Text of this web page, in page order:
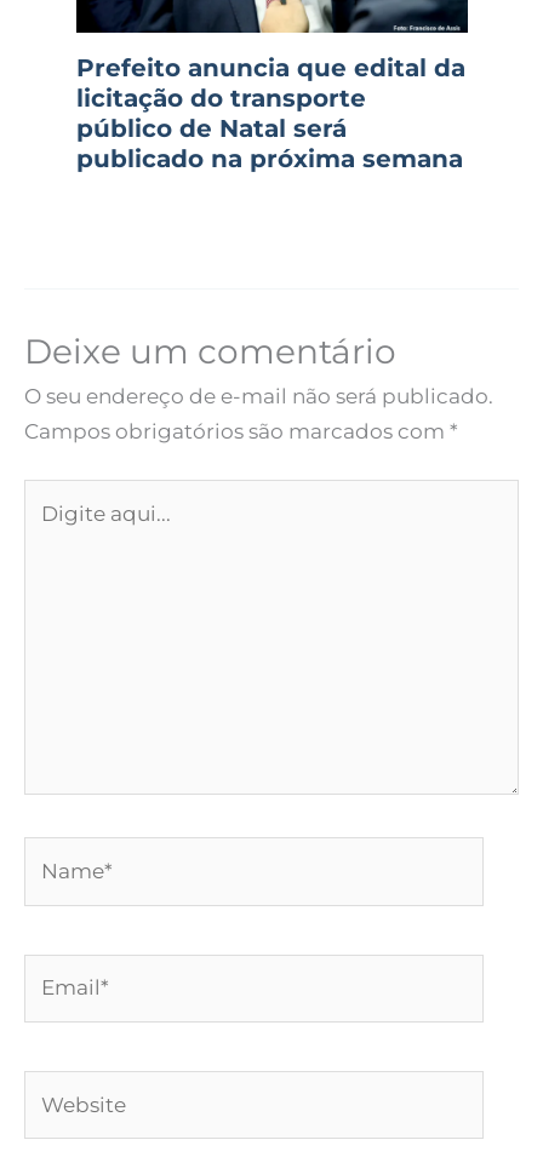
Prefeito anuncia que edital da
licitação do transporte
público de Natal será
publicado na próxima semana
Deixe um comentário
O seu endereço de e-mail não será publicado.
Campos obrigatórios são marcados com *
aqui...